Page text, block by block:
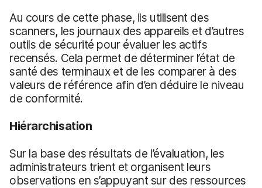
Au cours de cette phase, ils utilisent des
scanners, les journaux des appareils et d’autres
outils de sécurité pour évaluer les actifs
recensés. Cela permet de déterminer l’état de
santé des terminaux et de les comparer à des
valeurs de référence afin d’en déduire le niveau
de conformité.
Hiérarchisation
Sur la base des résultats de l’évaluation, les
administrateurs trient et organisent leurs
observations en s’appuyant sur des ressources